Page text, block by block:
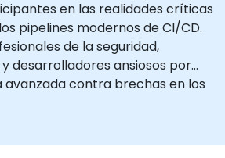
en las realidades críticas
pipelines modernos de CI/CD.
de la seguridad,
desarrolladores ansiosos por
avanzada contra brechas en los
combina simulaciones